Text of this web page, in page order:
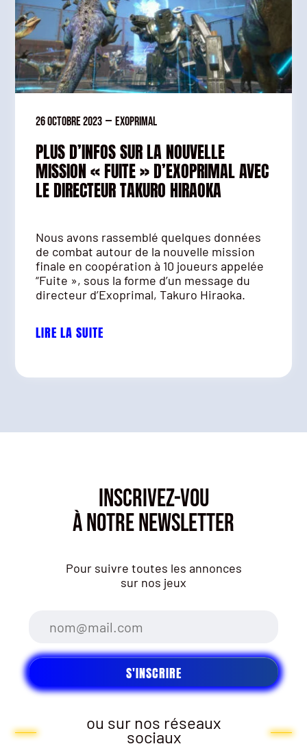
26 octobre 2023 — Exoprimal
PLUS D’INFOS SUR LA NOUVELLE
MISSION « FUITE » D’EXOPRIMAL AVEC
LE DIRECTEUR TAKURO HIRAOKA
Nous avons rassemblé quelques données
de combat autour de la nouvelle mission
finale en coopération à 10 joueurs appelée
“Fuite », sous la forme d’un message du
directeur d’Exoprimal, Takuro Hiraoka.
LIRE LA SUITE
INSCRIVEZ-VOU
À NOTRE NEWSLETTER
Pour suivre toutes les annonces
sur nos jeux
ou sur nos réseaux
sociaux